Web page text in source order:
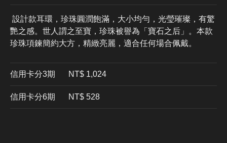
設計款耳環，珍珠圓潤飽滿，大小均勻，光瑩璀璨，有驚
艷之感。世人謂之至寶，珍珠被譽為「寶石之后」。本款
珍珠項鍊簡約大方，精緻亮麗，適合任何場合佩戴。
信用卡分3期 ​NT$ 1,024
信用卡分6期 NT$ 528